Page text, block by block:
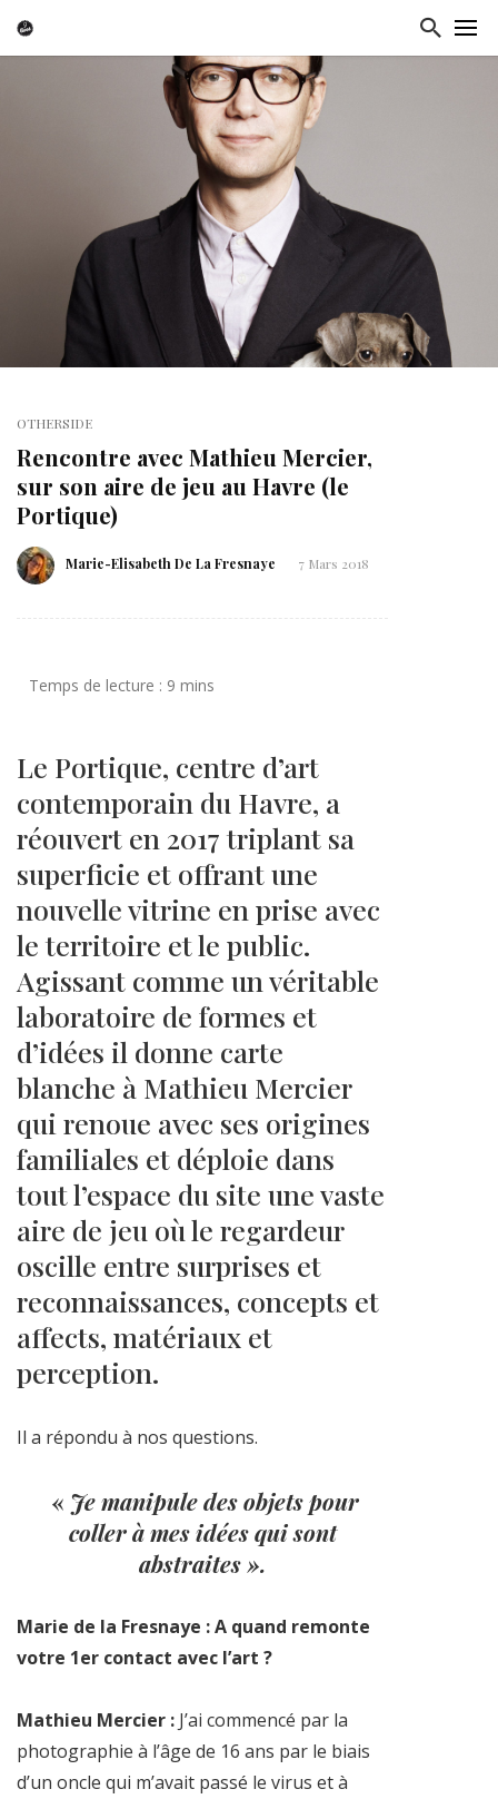
OTHERSIDE
Rencontre avec Mathieu Mercier,
sur son aire de jeu au Havre (le
Portique)
Marie-Elisabeth De La Fresnaye 7 Mars 2018
Le Portique, centre d’art
contemporain du Havre, a
réouvert en 2017 triplant sa
superficie et offrant une
nouvelle vitrine en prise avec
le territoire et le public.
Agissant comme un véritable
laboratoire de formes et
d’idées il donne carte
blanche à Mathieu Mercier
qui renoue avec ses origines
familiales et déploie dans
tout l’espace du site une vaste
aire de jeu où le regardeur
oscille entre surprises et
reconnaissances, concepts et
affects, matériaux et
perception.
Il a répondu à nos questions.
« Je manipule des objets pour
coller à mes idées qui sont
abstraites ».
Marie de la Fresnaye : A quand remonte
votre 1er contact avec l’art ?
Mathieu Mercier : J’ai commencé par la
photographie à l’âge de 16 ans par le biais
d’un oncle qui m’avait passé le virus et à